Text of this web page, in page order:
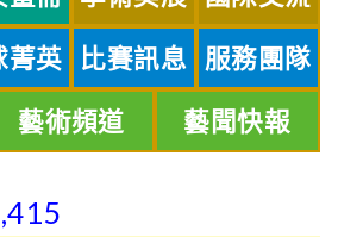
菁英 比賽訊息 服務團隊
藝術頻道 藝聞快報